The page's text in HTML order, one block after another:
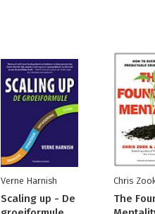
Verne Harnish
Scaling up - De
Chris
The